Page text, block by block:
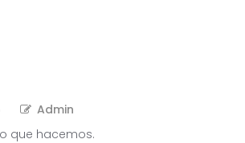
Admin
que hacemos.